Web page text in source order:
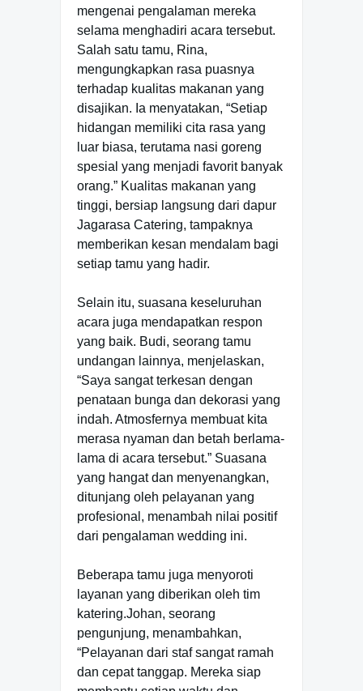
mengenai pengalaman mereka
selama menghadiri acara tersebut.
Salah satu tamu, Rina,
mengungkapkan rasa puasnya
terhadap kualitas makanan yang
disajikan. Ia menyatakan, “Setiap
hidangan memiliki cita rasa yang
luar biasa, terutama nasi goreng
spesial yang menjadi favorit banyak
orang.” Kualitas makanan yang
tinggi, bersiap langsung dari dapur
Jagarasa Catering, tampaknya
memberikan kesan mendalam bagi
setiap tamu yang hadir.
Selain itu, suasana keseluruhan
acara juga mendapatkan respon
yang baik. Budi, seorang tamu
undangan lainnya, menjelaskan,
“Saya sangat terkesan dengan
penataan bunga dan dekorasi yang
indah. Atmosfernya membuat kita
merasa nyaman dan betah berlama-
lama di acara tersebut.” Suasana
yang hangat dan menyenangkan,
ditunjang oleh pelayanan yang
profesional, menambah nilai positif
dari pengalaman wedding ini.
Beberapa tamu juga menyoroti
layanan yang diberikan oleh tim
katering.Johan, seorang
pengunjung, menambahkan,
“Pelayanan dari staf sangat ramah
dan cepat tanggap. Mereka siap